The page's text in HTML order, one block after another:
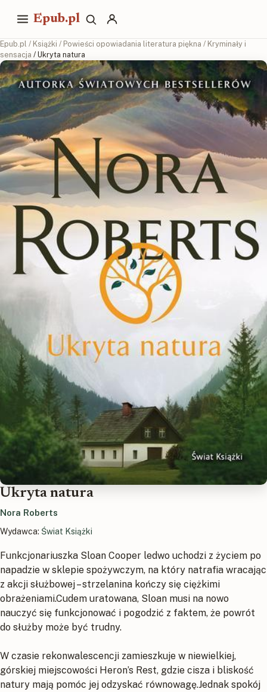
Epub.pl
Epub.pl / Książki / Powieści opowiadania literatura piękna / Kryminały i
sensacja / Ukryta natura
Ukryta natura
Nora Roberts
Wydawca: Świat Książki
Funkcjonariuszka Sloan Cooper ledwo uchodzi z życiem po
napadzie w sklepie spożywczym, na który natrafia wracając
z akcji służbowej – strzelanina kończy się ciężkimi
obrażeniami.Cudem uratowana, Sloan musi na nowo
nauczyć się funkcjonować i pogodzić z faktem, że powrót
do służby może być trudny.
W czasie rekonwalescencji zamieszkuje w niewielkiej,
górskiej miejscowości Heron’s Rest, gdzie cisza i bliskość
natury mają pomóc jej odzyskać równowagę.Jednak spokój